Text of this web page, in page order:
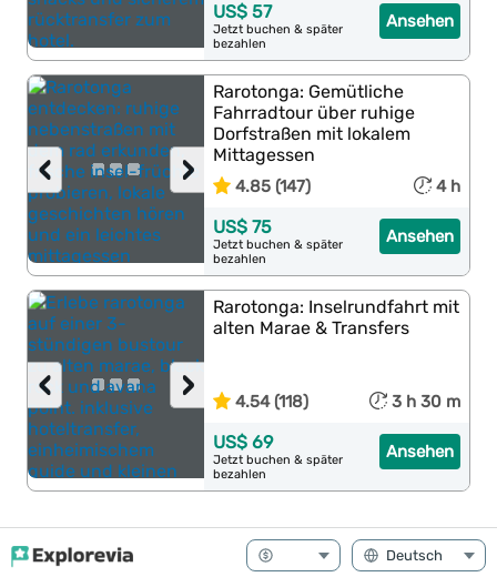
Ansehen
US$ 57
Jetzt buchen & später
bezahlen
›
‹
Rarotonga: Gemütliche
Fahrradtour über ruhige
Dorfstraßen mit lokalem
Mittagessen
4.85 (147) 4 h
Ansehen
US$ 75
Jetzt buchen & später
bezahlen
›
‹
Rarotonga: Inselrundfahrt mit
alten Marae & Transfers
4.54 (118) 3 h 30 m
Ansehen
US$ 69
Jetzt buchen & später
bezahlen